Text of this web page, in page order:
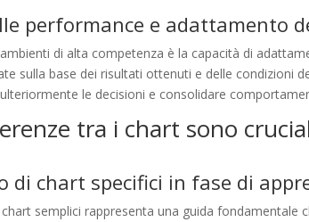
performance e adattamento
di alta competenza è la capacità di
sulla base dei risultati ottenuti e delle condizioni
le decisioni e consolidare
tra i chart sono
di chart specifici in fase di
chart semplici rappresenta una guida